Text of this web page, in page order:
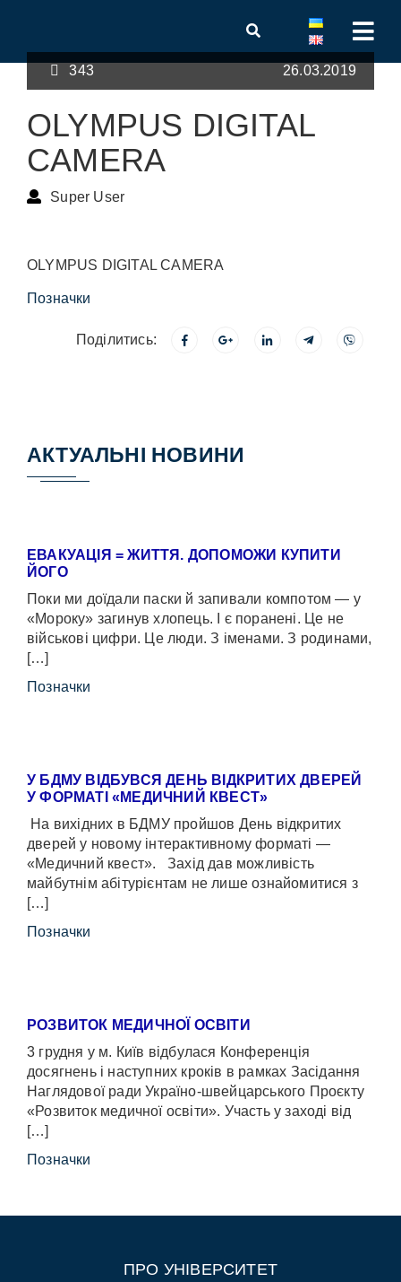
343 26.03.2019
OLYMPUS DIGITAL
CAMERA
Super User
OLYMPUS DIGITAL CAMERA
Позначки
Поділитись:
АКТУАЛЬНІ НОВИНИ
ЕВАКУАЦІЯ = ЖИТТЯ. ДОПОМОЖИ КУПИТИ
ЙОГО
Поки ми доїдали паски й запивали компотом — у
«Мороку» загинув хлопець. І є поранені. Це не
військові цифри. Це люди. З іменами. З родинами,
[…]
Позначки
У БДМУ ВІДБУВСЯ ДЕНЬ ВІДКРИТИХ ДВЕРЕЙ
У ФОРМАТІ «МЕДИЧНИЙ КВЕСТ»
На вихідних в БДМУ пройшов День відкритих
дверей у новому інтерактивному форматі —
«Медичний квест». Захід дав можливість
майбутнім абітурієнтам не лише ознайомитися з
[…]
Позначки
РОЗВИТОК МЕДИЧНОЇ ОСВІТИ
3 грудня у м. Київ відбулася Конференція
досягнень і наступних кроків в рамках Засідання
Наглядової ради Україно-швейцарського Проєкту
«Розвиток медичної освіти». Участь у заході від
[…]
Позначки
ПРО УНІВЕРСИТЕТ